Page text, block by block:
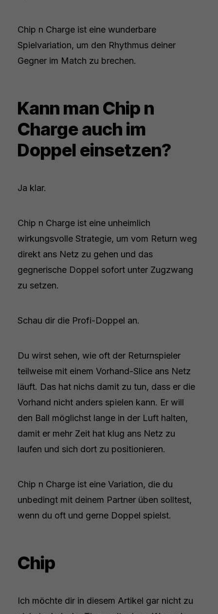
Chip n Charge ist eine wunderbare
Spielvariation, um den Rhythmus deiner
Gegner im Match zu brechen.
Kann man Chip n
Charge auch im
Doppel einsetzen?
Ja klar.
Chip n Charge ist eine unheimlich
wirkungsvolle Strategie, um vom Return weg
direkt ans Netz zu gehen und das
gegnerische Doppel sofort unter Zugzwang
zu setzen.
Schau dir die Profi-Doppel an.
Du wirst sehen, wie oft der Returnspieler
teilweise mit einem Vorhand-Slice ans Netz
läuft. Das hat nichs damit zu tun, dass er die
Vorhand nicht anders spielen kann. Er will
den Ball möglichst lange in der Luft halten,
damit er mehr Zeit hat klug ans Netz zu
laufen und sich dort zu positionieren.
Chip n Charge ist eine Variation, die du
unbedingt mit deinem Partner üben solltest,
wenn du oft und gerne Doppel spielst.
Chip
Ich möchte dir in diesem Artikel gar nicht zu